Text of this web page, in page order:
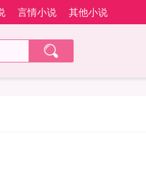
言情小说 其他小说